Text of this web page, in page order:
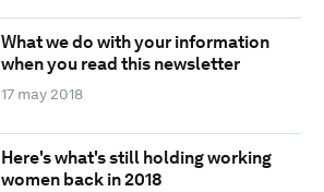
What we do with your information
when you read this newsletter
17 may 2018
Here's what's still holding working
women back in 2018